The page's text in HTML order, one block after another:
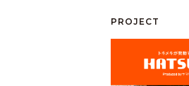
PROJECT